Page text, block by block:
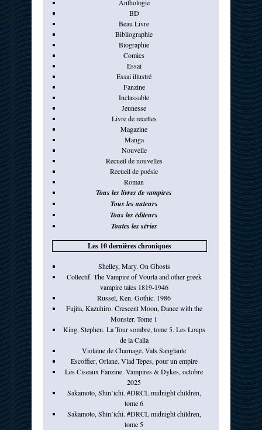
Anthologie
BD
Beau Livre
Bibliographie
Biographie
Comics
Essai
Essai illustré
Fanzine
Inclassable
Jeunesse
Livre de recettes
Magazine
Manga
Nouvelle
Recueil de nouvelles
Recueil de poésie
Roman
Tous les livres de vampires
Tous les auteurs
Tous les éditeurs
Toutes les séries
Les 10 dernières chroniques
Shelley, Mary. On Ghosts
Collectif. The Vampire of Vourla and other greek
vampire tales 1819-1946
Russel, Ken. Gothic. 1986
Fujita, Kazuhiro. Crescent Moon, Dance with the
Monster. Tome 1
King, Stephen. La Tour sombre, tome 5. Les Loups
de la Calla
Violaine de Charnage. Vals Sanglante
Escoffier, Orlane. Vlad Tepes, pour un empire
Les Ciseaux Fanzine. Vampires & Dykes, octobre
2025
Sakamoto, Shin’ichi. #DRCL midnight children,
tome 6
Sakamoto, Shin’ichi. #DRCL midnight children,
tome 5